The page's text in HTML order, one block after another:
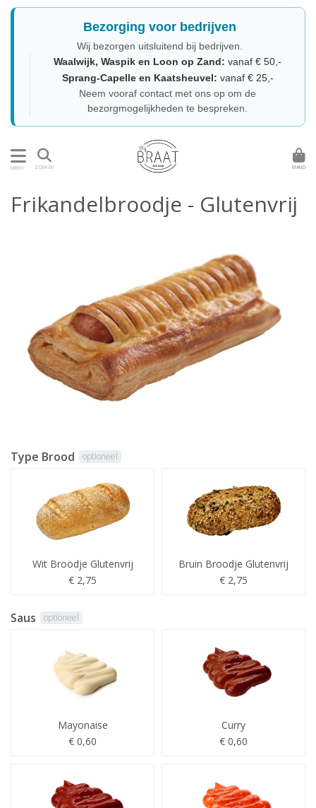
Bezorging voor bedrijven
Wij bezorgen uitsluitend bij bedrijven.
Waalwijk, Waspik en Loon op Zand: vanaf € 50,-
Sprang-Capelle en Kaatsheuvel: vanaf € 25,-
Neem vooraf contact met ons op om de
bezorgmogelijkheden te bespreken.
MENU ZOEKEN MAND
Frikandelbroodje - Glutenvrij
Type Brood optioneel
Wit Broodje Glutenvrij
€ 2,75
Bruin Broodje Glutenvrij
€ 2,75
Saus optioneel
Mayonaise
€ 0,60
Curry
€ 0,60